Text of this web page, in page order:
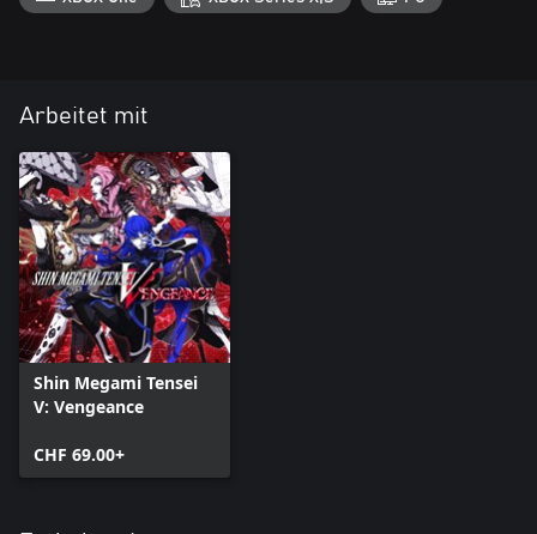
Arbeitet mit
Shin Megami Tensei
V: Vengeance
CHF 69.00+